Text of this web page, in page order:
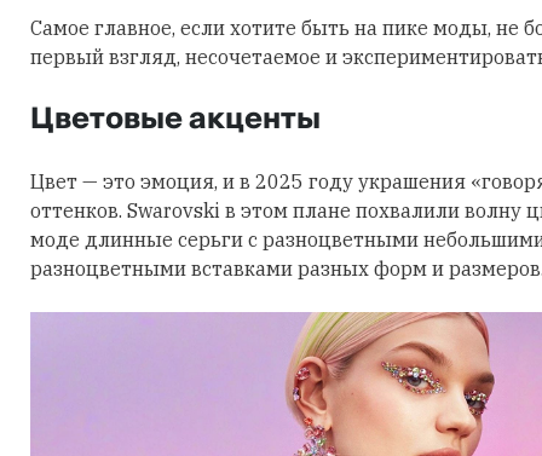
Самое главное, если хотите быть на пике моды, не
первый взгляд, несочетаемое и
Цветовые акценты
Цвет — это эмоция, и в 2025 году украшения
оттенков. Swarovski в этом плане похвалили волну
моде длинные серьги с разноцветными
разноцветными вставками разных форм и